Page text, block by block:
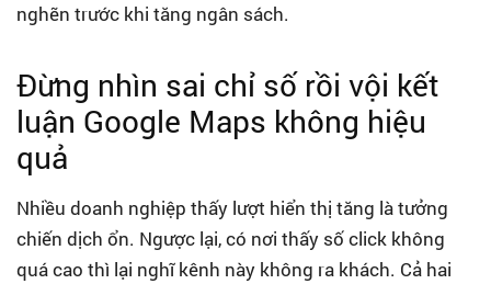
nghẽn trước khi tăng ngân sách.
Đừng nhìn sai chỉ số rồi vội kết
luận Google Maps không hiệu
quả
Nhiều doanh nghiệp thấy lượt hiển thị tăng là tưởng
chiến dịch ổn. Ngược lại, có nơi thấy số click không
quá cao thì lại nghĩ kênh này không ra khách. Cả hai